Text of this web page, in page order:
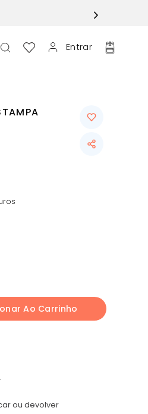
Entrar
Ao Carrinho
ou devolver